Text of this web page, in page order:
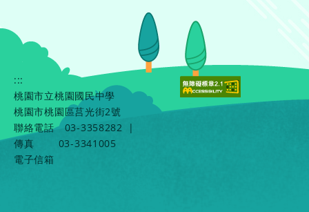
:::
桃園市立桃園國民中學
桃園市桃園區莒光街2號
聯絡電話
03-3358282
|
傳真
03-3341005
電子信箱